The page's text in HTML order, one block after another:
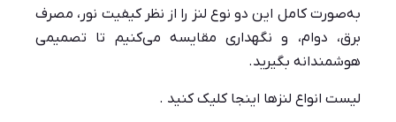
به‌صورت کامل این دو نوع لنز را از نظر کیفیت نور، مصرف
برق، دوام، و نگهداری مقایسه می‌کنیم تا تصمیمی
هوشمندانه بگیرید.
لیست انواع لنزها اینجا کلیککنید .